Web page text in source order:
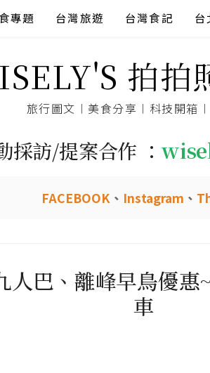
專題 台灣旅遊 台灣食記 台
拍拍
旅行圖文︱美食分享︱科技開箱
採訪/提案合作 ：
FACEBOOK、 Instagram 、
人巴、離峰早鳥優
車